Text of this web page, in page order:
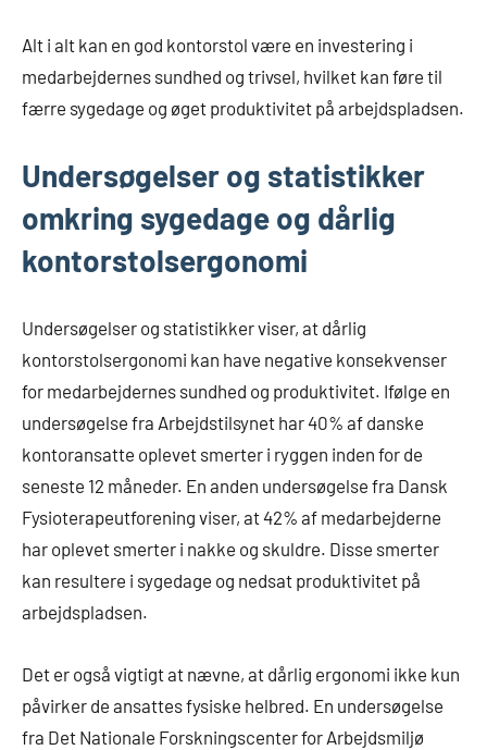
Alt i alt kan en god kontorstol være en investering i
medarbejdernes sundhed og trivsel, hvilket kan føre til
færre sygedage og øget produktivitet på arbejdspladsen.
Undersøgelser og statistikker
omkring sygedage og dårlig
kontorstolsergonomi
Undersøgelser og statistikker viser, at dårlig
kontorstolsergonomi kan have negative konsekvenser
for medarbejdernes sundhed og produktivitet. Ifølge en
undersøgelse fra Arbejdstilsynet har 40% af danske
kontoransatte oplevet smerter i ryggen inden for de
seneste 12 måneder. En anden undersøgelse fra Dansk
Fysioterapeutforening viser, at 42% af medarbejderne
har oplevet smerter i nakke og skuldre. Disse smerter
kan resultere i sygedage og nedsat produktivitet på
arbejdspladsen.
Det er også vigtigt at nævne, at dårlig ergonomi ikke kun
påvirker de ansattes fysiske helbred. En undersøgelse
fra Det Nationale Forskningscenter for Arbejdsmiljø